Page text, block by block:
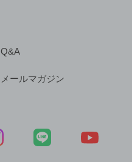
Q&A
メールマガジン